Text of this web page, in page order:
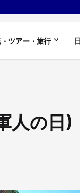
ツアー・旅行
人の日